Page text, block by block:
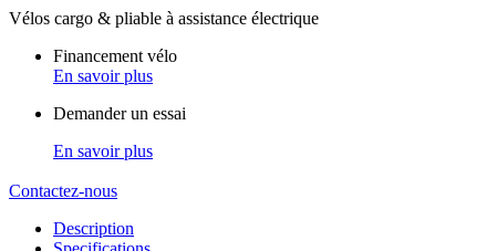
Chaîne
Vitesses
Shimano Nexus 5
Cadre